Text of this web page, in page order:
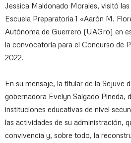
Jessica Maldonado Morales, visitó
Escuela Preparatoria 1 «Aarón M.
Autónoma de Guerrero (UAGro) en
la convocatoria para el Concurso de
2022.
En su mensaje, la titular de la Sejuve
gobernadora Evelyn Salgado Pineda,
instituciones educativas de nivel
las actividades de su administración,
convivencia y, sobre todo, la